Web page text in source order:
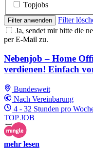
Topjobs
Filter anwenden
Filter
Ja, sendet mir bitte die
per E-Mail zu.
Nebenjob – Home
verdienen! Einfach
Bundesweit
Nach Vereinbarung
4 - 32 Stunden pro
TOP JOB
mehr lesen